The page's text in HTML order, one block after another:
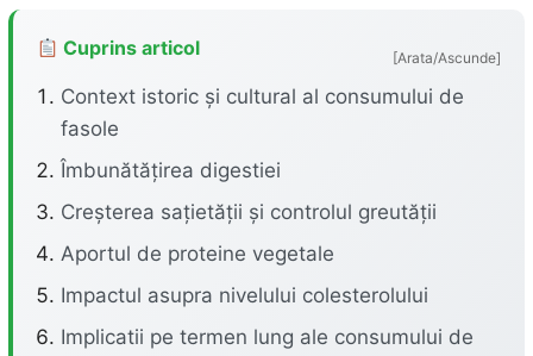
Cuprins articol [Arata/Ascunde]
Context istoric și cultural al consumului de
fasole
Îmbunătățirea digestiei
Creșterea sațietății și controlul greutății
Aportul de proteine vegetale
Impactul asupra nivelului colesterolului
Implicatii pe termen lung ale consumului de